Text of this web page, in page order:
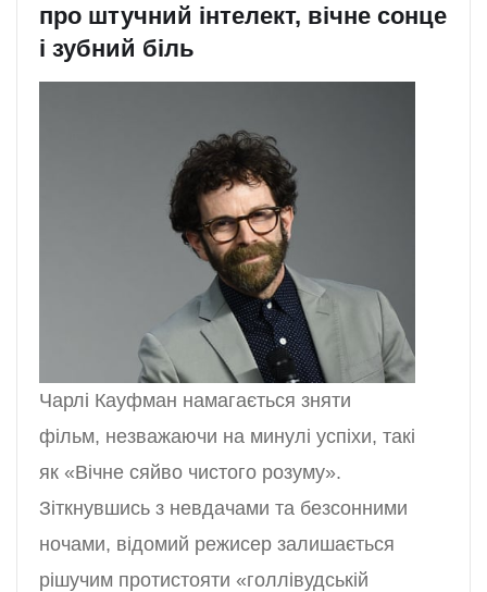
про штучний інтелект, вічне сонце
і зубний біль
Чарлі Кауфман намагається зняти
фільм, незважаючи на минулі успіхи, такі
як «Вічне сяйво чистого розуму».
Зіткнувшись з невдачами та безсонними
ночами, відомий режисер залишається
рішучим протистояти «голлівудській